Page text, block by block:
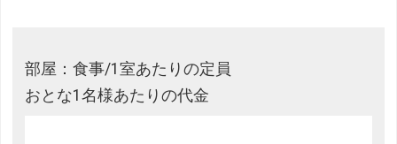
部屋：食事/1室あたりの定員
おとな1名様あたりの代金